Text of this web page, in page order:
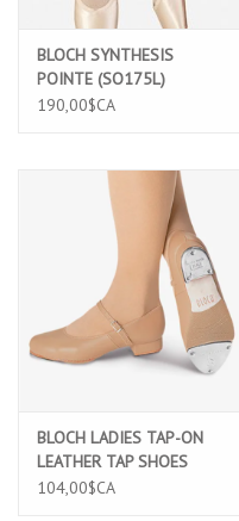
BLOCH SYNTHESIS
POINTE (SO175L)
190,00$CA
BLOCH LADIES TAP-ON
LEATHER TAP SHOES
(S0302L) 6.5 TAN
104,00$CA